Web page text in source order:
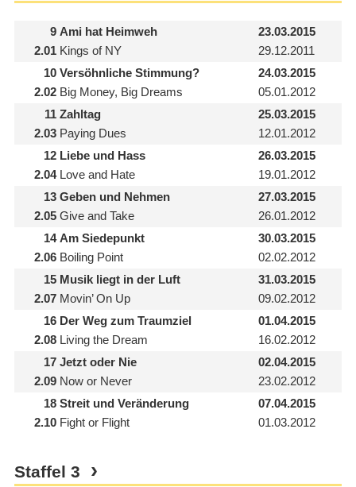
9
2.01
Ami hat Heimweh
Kings of NY
23.03.2015
29.12.2011
10
2.02
Versöhnliche Stimmung?
Big Money, Big Dreams
24.03.2015
05.01.2012
11
2.03
Zahltag
Paying Dues
25.03.2015
12.01.2012
12
2.04
Liebe und Hass
Love and Hate
26.03.2015
19.01.2012
13
2.05
Geben und Nehmen
Give and Take
27.03.2015
26.01.2012
14
2.06
Am Siedepunkt
Boiling Point
30.03.2015
02.02.2012
15
2.07
Musik liegt in der Luft
Movin’ On Up
31.03.2015
09.02.2012
16
2.08
Der Weg zum Traumziel
Living the Dream
01.04.2015
16.02.2012
17
2.09
Jetzt oder Nie
Now or Never
02.04.2015
23.02.2012
18
2.10
Streit und Veränderung
Fight or Flight
07.04.2015
01.03.2012
Staffel 3